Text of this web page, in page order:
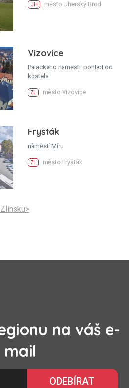
UH město Uherský Brod
Vizovice
Palackého náměstí, pohled od
kostela
ZL město Vizovice
Fryšták
náměstí Míru
ZL město Fryšták
na váš e-
mail
ODEBÍRAT